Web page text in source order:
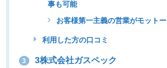
事も可能
お客様第一主義の営業がモットー
利用した方の口コミ
3 3株式会社ガスペック